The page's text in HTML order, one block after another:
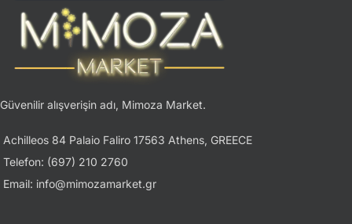
Güvenilir alışverişin adı, Mimoza Market.
Achilleos 84 Palaio Faliro 17563 Athens, GREECE
Telefon: (697) 210 2760
Email: info@mimozamarket.gr